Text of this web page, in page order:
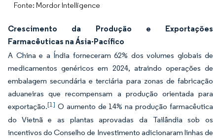
Fonte: Mordor Intelligence
Crescimento da Produção e Exportações
Farmacêuticas na Ásia-Pacífico
A China e a Índia forneceram 62% dos volumes globais de
medicamentos genéricos em 2024, atraindo operações de
embalagem secundária e terciária para zonas de fabricação
aduaneiras que recompensam a produção orientada para
exportação.[1] O aumento de 14% na produção farmacêutica
do Vietnã e as plantas aprovadas da Tailândia sob os
incentivos do Conselho de Investimento adicionaram linhas de